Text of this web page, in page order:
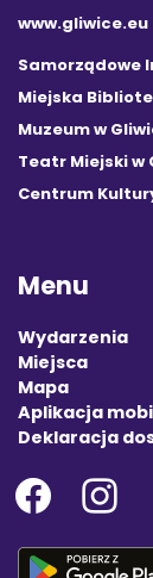
www.gliwice.eu
Samorządowe
Miejska
Muzeum w
Teatr Miejski w
Centrum
Menu
Wydarzenia
Miejsca
Mapa
Aplikacja
Deklaracja